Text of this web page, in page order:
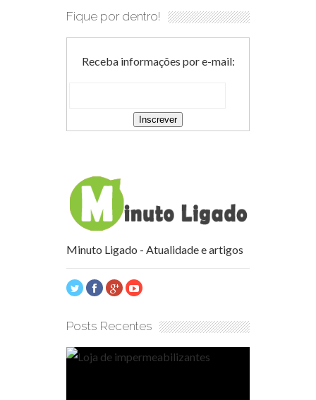
Fique por dentro!
Receba informações por e-mail:
Minuto Ligado - Atualidade e artigos
Posts Recentes